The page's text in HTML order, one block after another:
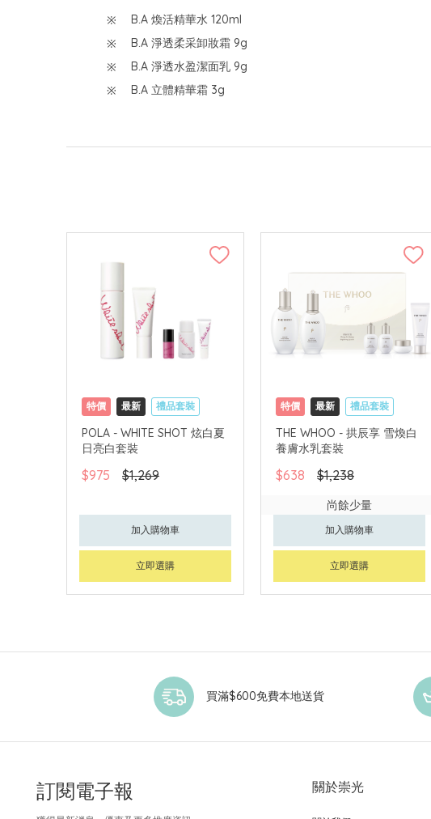
B.A 煥活精華水 120ml
B.A 淨透柔采卸妝霜 9g
B.A 淨透水盈潔面乳 9g
B.A 立體精華霜 3g
特價 最新
禮品套裝
網購店取
可中國內地配送
POLA - WHITE SHOT 炫白夏
日亮白套裝
$975 $1,269
加入購物車
立即選購
特價 最新
禮品套裝
網購店取
可中國內地配送
THE WHOO - 拱辰享 雪煥白
養膚水乳套裝
$638 $1,238
尚餘少量
加入購物車
立即選購
買滿$600免費本地送貨
訂閱電子報 關於崇光